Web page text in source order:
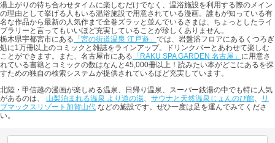
湯上がりの待ち合わせタイムに楽しむだけでなく、温浴施設を利用する際のメイン
の理由として挙げる人もいる温浴施設で用意されている漫画。誰もが知っている有
名な作品から最新の人気作まで全巻ズラッと並んでいるさまは、ちょっとしたライ
ブラリーと言ってもいいほど充実していることが珍しくありません。
栃木県宇都宮市にある 「宮の街道温泉 江戸遊」 では、岩盤浴フロアにあるくつろぎ
処に1万冊以上のコミックと雑誌をラインアップ。ドリンクバーとあわせて楽しむ
ことができます。また、名古屋市にある 「RAKU SPA GARDEN 名古屋」 に用意さ
れている書籍とコミックの数はなんと45,000冊以上！読みたい本がどこにあるを探
すための独自の検索システムが提供されているほど充実しています。
北陸・甲信越の漫画が楽しめる温泉、日帰り温泉、スーパー銭湯の中でも特に人気
があるのは、 山梨泊まれる温泉 より道の湯、 サウナと天然温泉じょんのび館、
リ
ブマックスリゾート加賀山代 などの施設です。ぜひ一度は足を運んでみてくださ
い。